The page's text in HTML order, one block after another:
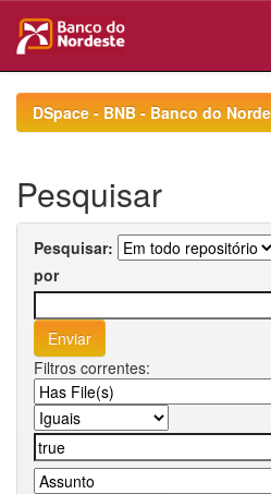
navigationDSpace - BNB - Banco do
Pesquisar
Pesquisar:
por
Filtros correntes: